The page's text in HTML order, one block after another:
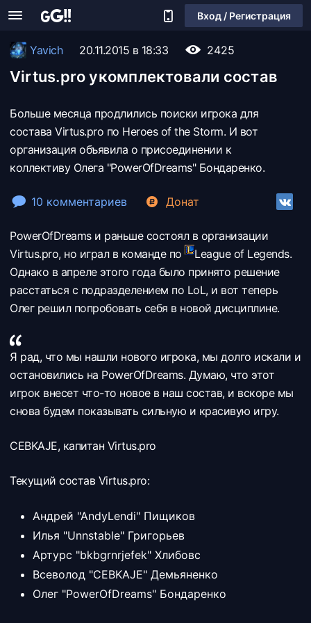
Вход / Регистрация
Yavich 20.11.2015 в 18:33 2425
Virtus.pro укомплектовали состав
Больше месяца продлились поиски игрока для
состава Virtus.pro по Heroes of the Storm. И вот
организация объявила о присоединении к
коллективу Олега "PowerOfDreams" Бондаренко.
10 комментариев Донат
PowerOfDreams и раньше состоял в организации
Virtus.pro, но играл в команде по
League of Legends.
Однако в апреле этого года было принято решение
расстаться с подразделением по LoL, и вот теперь
Олег решил попробовать себя в новой дисциплине.
Я рад, что мы нашли нового игрока, мы долго искали и
остановились на PowerOfDreams. Думаю, что этот
игрок внесет что-то новое в наш состав, и вскоре мы
снова будем показывать сильную и красивую игру.
CEBKAJE, капитан Virtus.pro
Текущий состав Virtus.pro:
Андрей "AndyLendi" Пищиков
Илья "Unnstable" Григорьев
Артурс "bkbgrnrjefek" Хлибовс
Всеволод "CEBKAJE" Демьяненко
Олег "PowerOfDreams" Бондаренко